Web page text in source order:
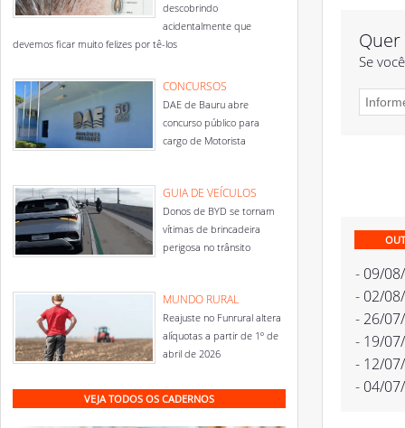
descobrindo
acidentalmente que
devemos ficar muito felizes por tê-los
CONCURSOS
DAE de Bauru abre
concurso público para
cargo de Motorista
GUIA DE VEÍCULOS
Donos de BYD se tornam
vítimas de brincadeira
perigosa no trânsito
MUNDO RURAL
Reajuste no Funrural altera
alíquotas a partir de 1º de
abril de 2026
VEJA TODOS OS CADERNOS
Se
- 09/
- 02/
- 26/
- 19/
- 12/
- 04/